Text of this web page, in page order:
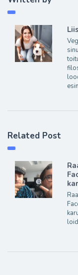
Related Post